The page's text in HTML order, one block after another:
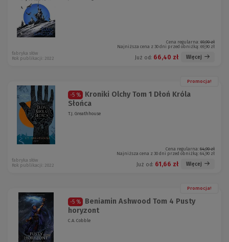
Cena regularna: 69,90 zł
Najniższa cena z 30 dni przed obniżką: 69,90 zł
Już od: 66,40 zł Więcej
fabryka słów
Rok publikacji: 2022
Promocja!
-5 %
Kroniki Olchy Tom 1 Dłoń Króla
Słońca
T.J. Greathhouse
Cena regularna: 64,90 zł
Najniższa cena z 30 dni przed obniżką: 64,90 zł
Już od: 61,66 zł Więcej
fabryka słów
Rok publikacji: 2022
Promocja!
-5 %
Beniamin Ashwood Tom 4 Pusty
horyzont
C.A. Cobble